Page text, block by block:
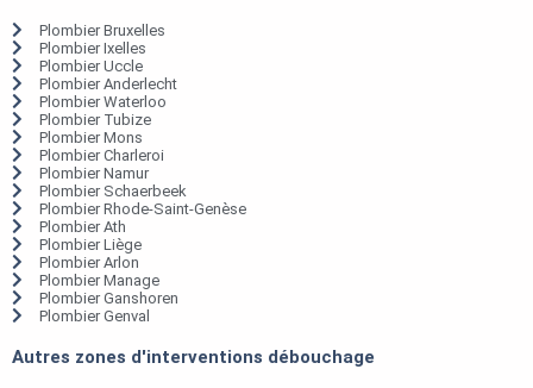
Plombier Bruxelles
Plombier Ixelles
Plombier Uccle
Plombier Anderlecht
Plombier Waterloo
Plombier Tubize
Plombier Mons
Plombier Charleroi
Plombier Namur
Plombier Schaerbeek
Plombier Rhode-Saint-Genèse
Plombier Ath
Plombier Liège
Plombier Arlon
Plombier Manage
Plombier Ganshoren
Plombier Genval
Autres zones d'interventions débouchage